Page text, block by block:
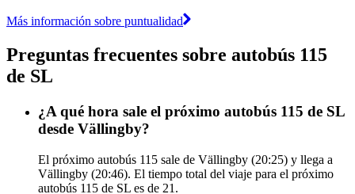
Más información sobre puntualidad
Preguntas frecuentes sobre autobús 115
de SL
¿A qué hora sale el próximo autobús 115 de SL
desde Vällingby?
El próximo autobús 115 sale de Vällingby (20:25) y llega a
Vällingby (20:46). El tiempo total del viaje para el próximo
autobús 115 de SL es de 21.